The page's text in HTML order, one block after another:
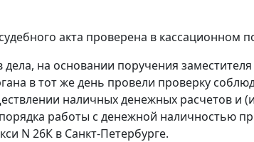
акта проверена в кассационном
дела, на основании поручения
в тот же день провели проверку
наличных денежных расчетов и
работы с денежной наличностью
N 26К в Санкт-Петербурге.